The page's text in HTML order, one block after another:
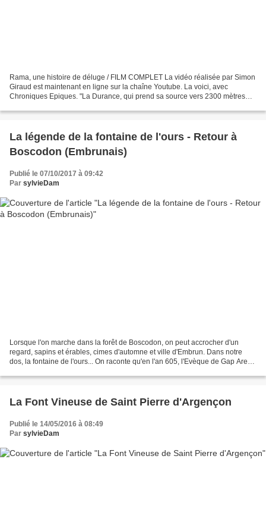
Rama, une histoire de déluge / FILM COMPLET La vidéo réalisée par Simon
Giraud est maintenant en ligne sur la chaîne Youtube. La voici, avec
Chroniques Epiques. "La Durance, qui prend sa source vers 2300 mètres
La légende de la fontaine de l'ours - Retour à
Boscodon (Embrunais)
Publié le 07/10/2017 à 09:42
Par sylvieDam
Lorsque l'on marche dans la forêt de Boscodon, on peut accrocher d'un
regard, sapins et érables, cimes d'automne et ville d'Embrun. Dans notre
dos, la fontaine de l'ours... On raconte qu'en l'an 605, l'Evèque de Gap Arey
La Font Vineuse de Saint Pierre d'Argençon
Publié le 14/05/2016 à 08:49
Par sylvieDam